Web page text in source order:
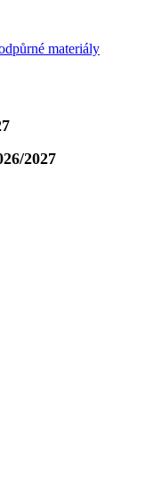
materiály
2027